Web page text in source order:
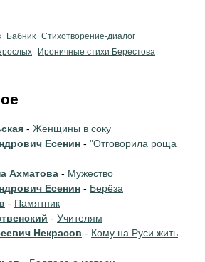
Бабник Стихотворение-диалог
Ироничные стихи Берестова
- Женщины в соку
Есенин - "Отговорила роща
Ахматова - Мужество
Есенин - Берёза
- Памятник
- Учителям
Некрасов - Кому на Руси жить